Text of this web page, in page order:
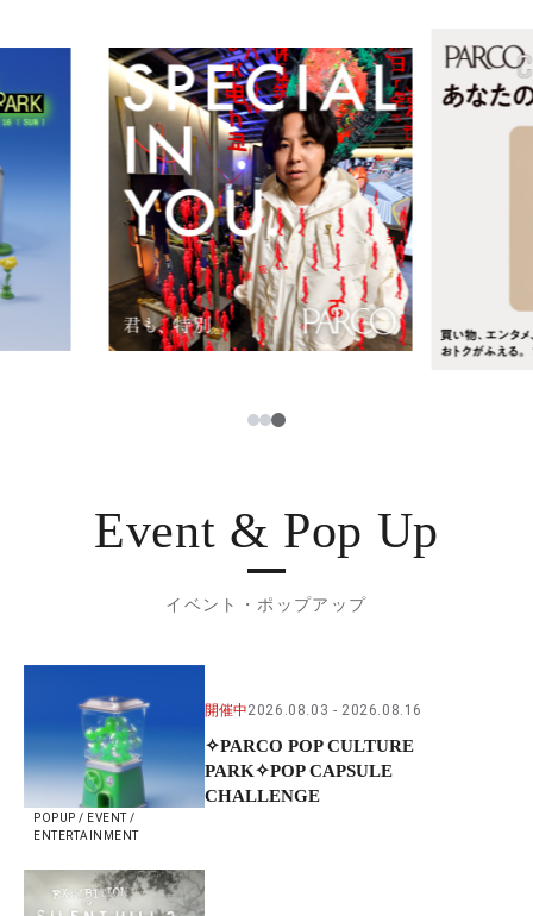
TAX FREE
PARCOメンバーズ
12
Event & Pop Up
イベント・ポップアップ
POPUP / EVENT /
ENTERTAINMENT
開催中2026.08.03 2026.08.16
✧PARCO POP CULTURE
PARK✧POP CAPSULE
CHALLENGE